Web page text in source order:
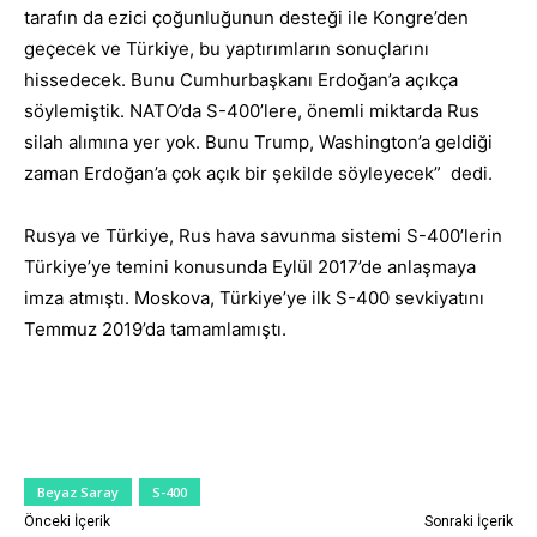
tarafın da ezici çoğunluğunun desteği ile Kongre’den
geçecek ve Türkiye, bu yaptırımların sonuçlarını
hissedecek. Bunu Cumhurbaşkanı Erdoğan’a açıkça
söylemiştik. NATO’da S-400’lere, önemli miktarda Rus
silah alımına yer yok. Bunu Trump, Washington’a geldiği
zaman Erdoğan’a çok açık bir şekilde söyleyecek” dedi.
Rusya ve Türkiye, Rus hava savunma sistemi S-400’lerin
Türkiye’ye temini konusunda Eylül 2017’de anlaşmaya
imza atmıştı. Moskova, Türkiye’ye ilk S-400 sevkiyatını
Temmuz 2019’da tamamlamıştı.
Beyaz Saray S-400
Önceki İçerik Sonraki İçerik